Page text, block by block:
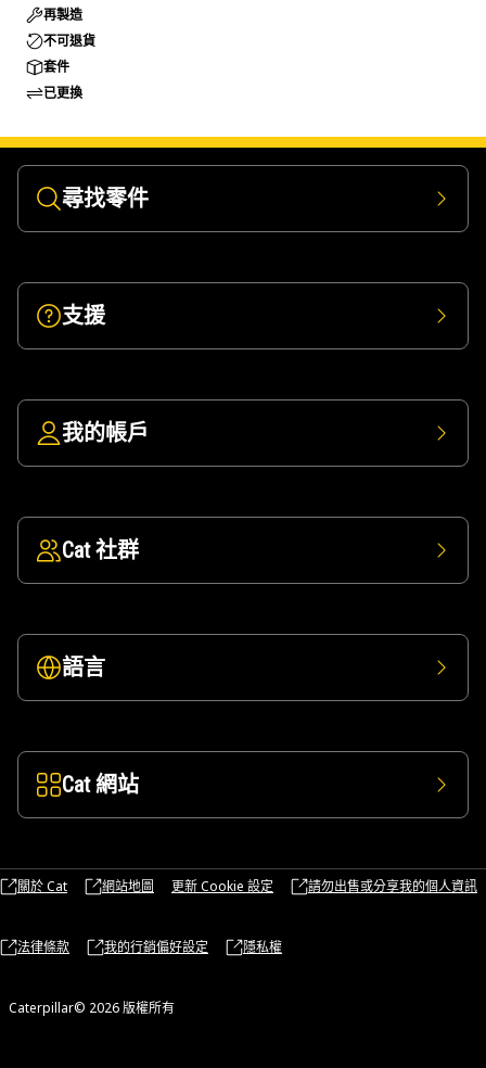
再製造
不可退貨
套件
已更換
尋找零件
支援
我的帳戶
Cat 社群
語言
Cat 網站
關於 Cat 網站地圖 更新 Cookie 設定 請勿出售或分享我的個人資訊
法律條款 我的行銷偏好設定 隱私權
Caterpillar© 2026 版權所有